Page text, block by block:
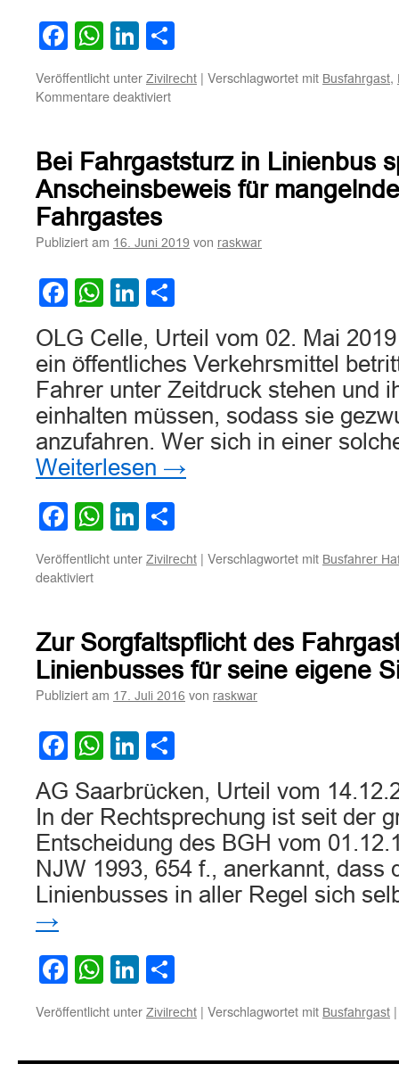
Facebook
WhatsApp
LinkedIn
Veröffentlicht unter Zivilrecht | Verschlagwortet mit Busfahrgast,
Kommentare deaktiviertfür
der
Haftung
für
Sturz
Fahrgastes
Linienbus
Bei Fahrgaststurz in Linienbus
Anscheinsbeweis für
Fahrgastes
Publiziert am 16. Juni 2019 von raskwar
Facebook
WhatsApp
LinkedIn
OLG Celle, Urteil vom 02. Mai
ein öffentliches Verkehrsmittel
Fahrer unter Zeitdruck stehen und
einhalten müssen, sodass sie
anzufahren. Wer sich in einer
Weiterlesen →
Facebook
WhatsApp
LinkedIn
Veröffentlicht unter Zivilrecht | Verschlagwortet mit Busfahrer
deaktiviertfür
in
Linienbus
spricht
Anscheinsbeweis
für
Vorsicht
des
Zur Sorgfaltspflicht des
Linienbusses für seine eigene
Publiziert am 17. Juli 2016 von raskwar
Facebook
WhatsApp
LinkedIn
AG Saarbrücken, Urteil vom
In der Rechtsprechung ist seit der
Entscheidung des BGH vom
NJW 1993, 654 f., anerkannt, dass
Linienbusses in aller Regel sich
→
Facebook
WhatsApp
LinkedIn
Veröffentlicht unter Zivilrecht | Verschlagwortet mit Busfahrgast |